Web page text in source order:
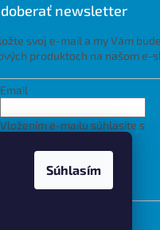
Súhlasím
newsletter
svoj e-mail a my Vám
produktoch na našom e-
Email
Vložením e-mailu súhlasíte s
PRIHLÁSIŤ SA